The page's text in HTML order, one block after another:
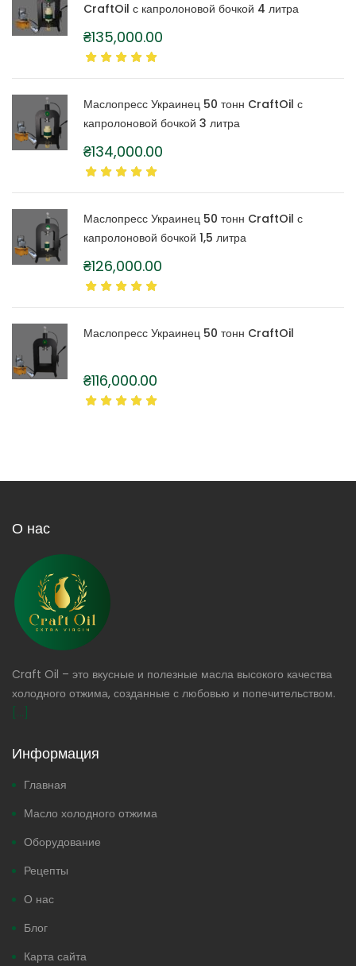
CraftOil с капролоновой бочкой 4 литра
₴135,000.00
Маслопресс Украинец 50 тонн CraftOil с
капролоновой бочкой 3 литра
₴134,000.00
Маслопресс Украинец 50 тонн CraftOil с
капролоновой бочкой 1,5 литра
₴126,000.00
Маслопресс Украинец 50 тонн CraftOil
₴116,000.00
О нас
Craft Oil – это вкусные и полезные масла высокого качества
холодного отжима, созданные с любовью и попечительством.
[...]
Информация
Главная
Масло холодного отжима
Оборудование
Рецепты
О нас
Блог
Карта сайта